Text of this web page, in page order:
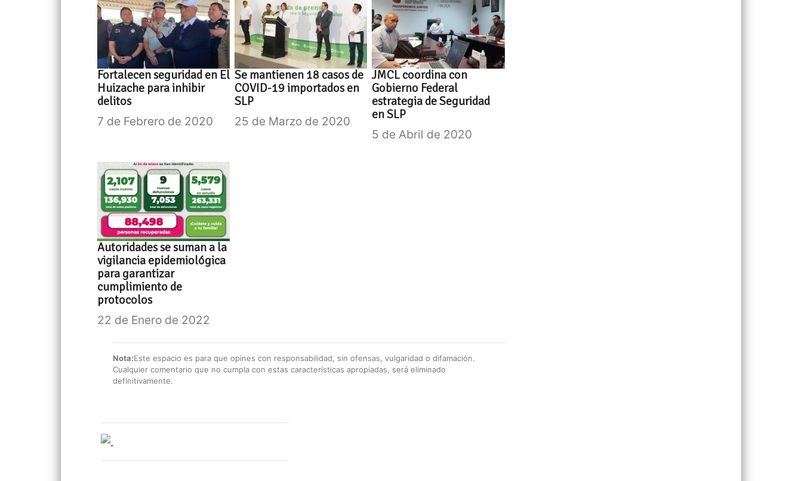
Fortalecen seguridad en El
Huizache para inhibir
delitos
7 de Febrero de 2020
Se mantienen 18 casos de
COVID-19 importados en
SLP
25 de Marzo de 2020
JMCL coordina con
Gobierno Federal
estrategia de Seguridad
en SLP
5 de Abril de 2020
Autoridades se suman a la
vigilancia epidemiológica
para garantizar
cumplimiento de
protocolos
22 de Enero de 2022
Nota:Este espacio es para que opines con responsabilidad, sin ofensas, vulgaridad o difamación.
Cualquier comentario que no cumpla con estas características apropiadas, será eliminado
definitivamente.